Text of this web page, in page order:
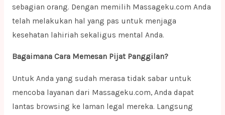
sebagian orang. Dengan memilih Massageku.com Anda
telah melakukan hal yang pas untuk menjaga
kesehatan lahiriah sekaligus mental Anda.
Bagaimana Cara Memesan Pijat Panggilan?
Untuk Anda yang sudah merasa tidak sabar untuk
mencoba layanan dari Massageku.com, Anda dapat
lantas browsing ke laman legal mereka. Langsung